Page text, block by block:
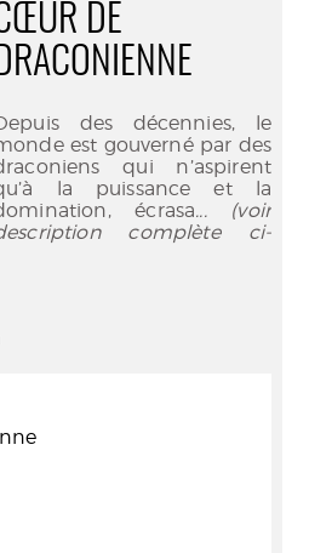
DE
des décennies, le
est gouverné par des
qui n’aspirent
la puissance et la
écrasa... (voir
complète ci-